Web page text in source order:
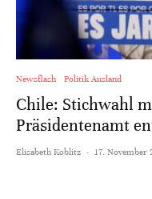
Newsflash Politik Ausland
Chile: Stichwahl
Präsidentenamt
Elisabeth Koblitz · 17. November